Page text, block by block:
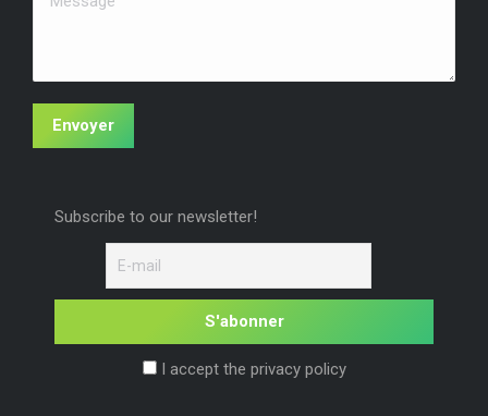
Envoyer
Subscribe to our newsletter!
I accept the privacy policy